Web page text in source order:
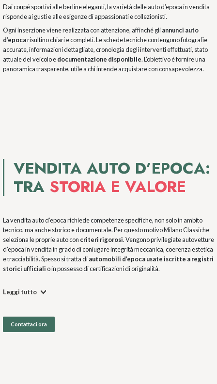
Dai coupé sportivi alle berline eleganti, la varietà delle auto d’epoca in vendita
risponde ai gusti e alle esigenze di appassionati e collezionisti.
Ogni inserzione viene realizzata con attenzione, affinché gliannunci auto
d’epocarisultino chiari e completi. Le schede tecniche contengono fotografie
accurate, informazioni dettagliate, cronologia degli interventi effettuati, stato
attuale del veicolo edocumentazione disponibile. L’obiettivo è fornire una
panoramica trasparente, utile a chi intende acquistare con consapevolezza.
VENDITA AUTO D’EPOCA:
TRA STORIA E VALORE
La vendita auto d’epoca richiede competenze specifiche, non solo in ambito
tecnico, ma anche storico e documentale. Per questo motivo Milano Classiche
seleziona le proprie auto con criteri rigorosi. Vengono privilegiate autovetture
d’epoca in vendita in grado di coniugare integrità meccanica, coerenza estetica
e tracciabilità. Spesso si tratta diautomobili d’epoca usate iscritte a registri
storici ufficialio in possesso di certificazioni di originalità.
Leggi tutto
Contattaci ora